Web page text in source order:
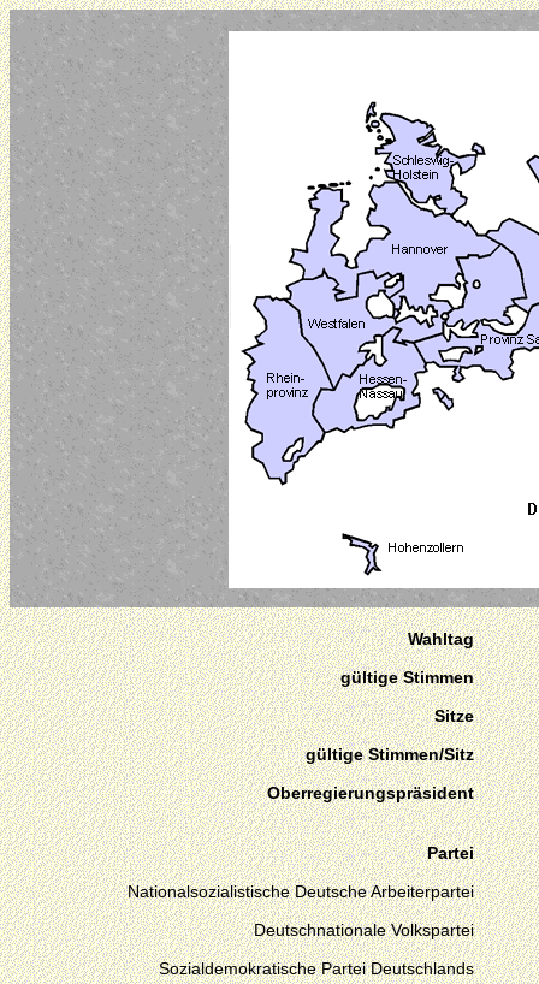
Wahltag
gültige Stimmen
Sitze
gültige Stimmen/Sitz
Oberregierungspräsident
Partei
Nationalsozialistische Deutsche Arbeiterpartei
Deutschnationale Volkspartei
Sozialdemokratische Partei Deutschlands